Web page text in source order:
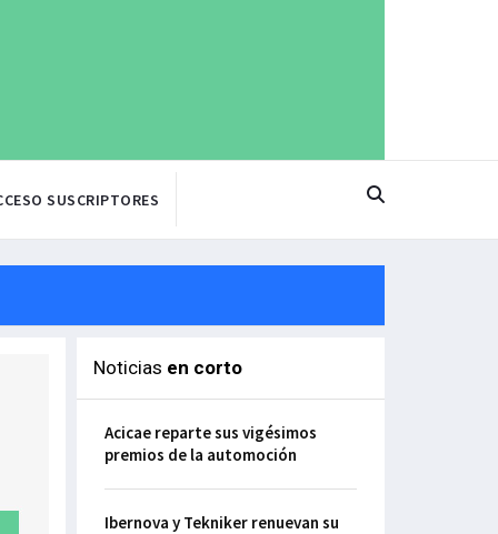
SUSCRIPTORES
Noticias en corto
Acicae reparte sus vigésimos
premios de la automoción
Ibernova y Tekniker renuevan su